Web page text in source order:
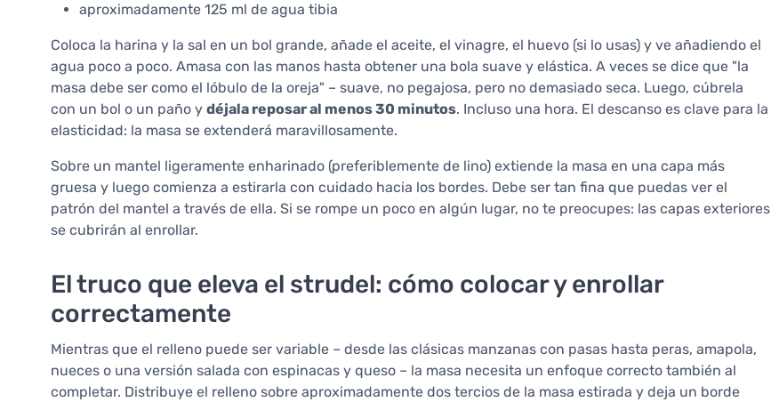
aproximadamente 125 ml de agua tibia
Coloca la harina y la sal en un bol grande, añade el aceite, el vinagre, el huevo (si lo usas) y ve añadiendo el
agua poco a poco. Amasa con las manos hasta obtener una bola suave y elástica. A veces se dice que "la
masa debe ser como el lóbulo de la oreja" – suave, no pegajosa, pero no demasiado seca. Luego, cúbrela
con un bol o un paño y déjala reposar al menos 30 minutos. Incluso una hora. El descanso es clave para la
elasticidad: la masa se extenderá maravillosamente.
Sobre un mantel ligeramente enharinado (preferiblemente de lino) extiende la masa en una capa más
gruesa y luego comienza a estirarla con cuidado hacia los bordes. Debe ser tan fina que puedas ver el
patrón del mantel a través de ella. Si se rompe un poco en algún lugar, no te preocupes: las capas exteriores
se cubrirán al enrollar.
El truco que eleva el strudel: cómo colocar y enrollar
correctamente
Mientras que el relleno puede ser variable – desde las clásicas manzanas con pasas hasta peras, amapola,
nueces o una versión salada con espinacas y queso – la masa necesita un enfoque correcto también al
completar. Distribuye el relleno sobre aproximadamente dos tercios de la masa estirada y deja un borde